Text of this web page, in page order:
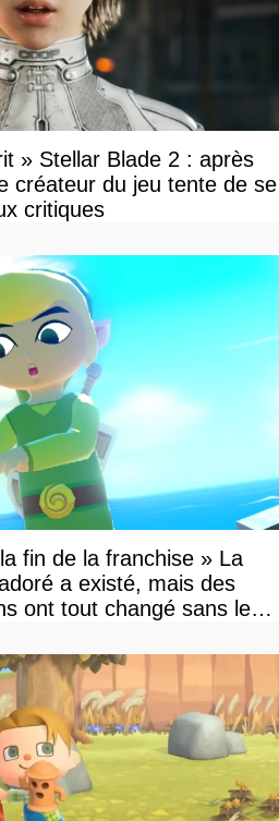
» Stellar Blade 2 : après
créateur du jeu tente de se
critiques
fin de la franchise » La
a existé, mais des
ont tout changé sans le